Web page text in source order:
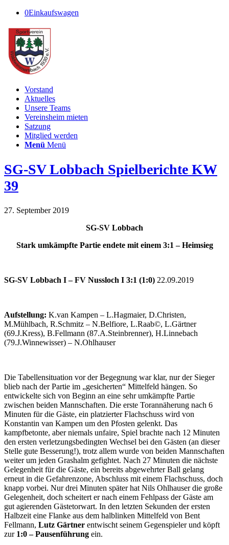
0Einkaufswagen
Vorstand
Aktuelles
Unsere Teams
Vereinsheim mieten
Satzung
Mitglied werden
Menü Menü
SG-SV Lobbach Spielberichte KW
39
27. September 2019
SG-SV Lobbach
Stark umkämpfte Partie endete mit einem 3:1 – Heimsieg
SG-SV Lobbach I – FV Nussloch I 3:1 (1:0) 22.09.2019
Aufstellung: K.van Kampen – L.Hagmaier, D.Christen,
M.Mühlbach, R.Schmitz – N.Belfiore, L.Raab©, L.Gärtner
(69.J.Kress), B.Fellmann (87.A.Steinbrenner), H.Linnebach
(79.J.Winnewisser) – N.Ohlhauser
Die Tabellensituation vor der Begegnung war klar, nur der Sieger
blieb nach der Partie im „gesicherten“ Mittelfeld hängen. So
entwickelte sich von Beginn an eine sehr umkämpfte Partie
zwischen beiden Mannschaften. Die erste Torannäherung nach 6
Minuten für die Gäste, ein platzierter Flachschuss wird von
Konstantin van Kampen um den Pfosten gelenkt. Das
kampfbetonte, aber niemals unfaire, Spiel brachte nach 12 Minuten
den ersten verletzungsbedingten Wechsel bei den Gästen (an dieser
Stelle gute Besserung!), trotz allem wurde von beiden Mannschaften
weiter um jeden Grashalm gefightet. Nach 27 Minuten die nächste
Gelegenheit für die Gäste, ein bereits abgewehrter Ball gelang
erneut in die Gefahrenzone, Abschluss mit einem Flachschuss, doch
knapp vorbei. Nur drei Minuten später hat Nils Ohlhauser die große
Gelegenheit, doch scheitert er nach einem Fehlpass der Gäste am
gut agierenden Gästetorwart. In den letzten Sekunden der ersten
Halbzeit eine Flanke aus dem halblinken Mittelfeld von Bent
Fellmann, Lutz Gärtner entwischt seinem Gegenspieler und köpft
zur 1:0 – Pausenführung ein.